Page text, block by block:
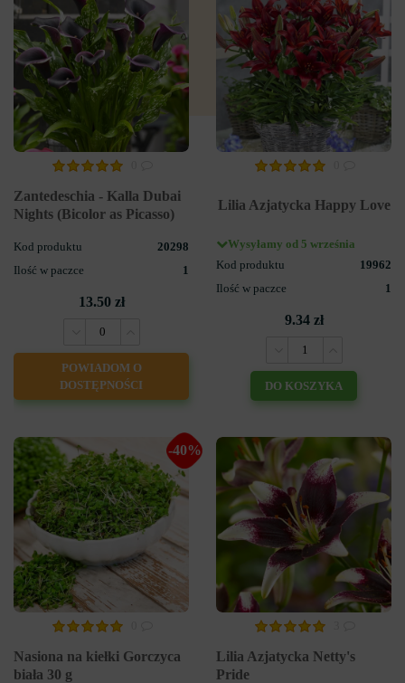
Zantedeschia - Kalla Dubai
Nights (Bicolor as Picasso)
Kod produktu
20298
Ilość w paczce
1
13.50 zł
POWIADOM O
DOSTĘPNOŚCI
Lilia Azjatycka Happy Love
Wysyłamy od 5 września
Kod produktu
19962
Ilość w paczce
1
9.34 zł
DO KOSZYKA
-40%
Nasiona na kiełki Gorczyca
biała 30 g
Lilia Azjatycka Netty's
Pride